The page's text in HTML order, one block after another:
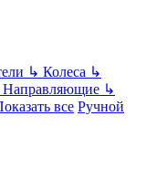
↳ Колеса ↳
Направляющие ↳
все Ручной